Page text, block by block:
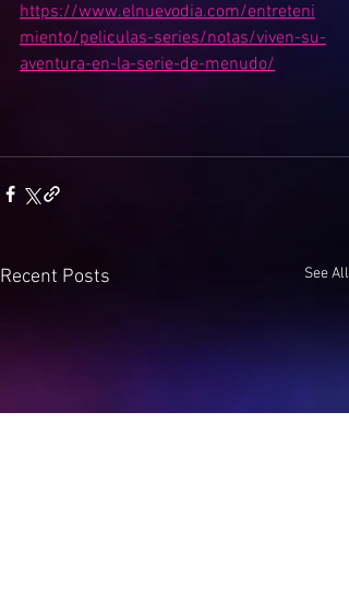
https://www.elnuevodia.com/entreteni
miento/peliculas-series/notas/viven-su-
aventura-en-la-serie-de-menudo/
Recent Posts See All